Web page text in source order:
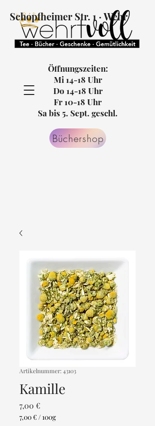
Schopfheimer Str. 1 · Wehr
Öffnungszeiten:
Mi 14-18 Uhr
Do 14-18 Uhr
Fr 10-18 Uhr
Sa bis 5. Sept. geschl.
Büchershop
Artikelnummer: 43103
Kamille
7,00 €Preis
7,00 €/100g